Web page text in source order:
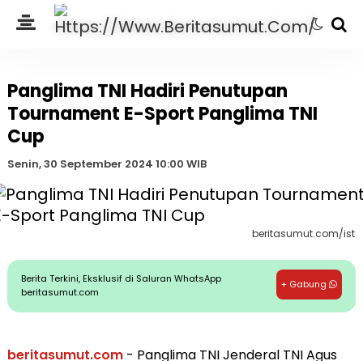
Panglima TNI Hadiri Penutupan
Tournament E-Sport Panglima TNI
Cup
Senin, 30 September 2024 10:00 WIB
beritasumut.com/ist
Berita Terkini, Eksklusif di Saluran WhatsApp
beritasumut.com
+ Gabung
beritasumut.com- Panglima TNI Jenderal TNI Agus